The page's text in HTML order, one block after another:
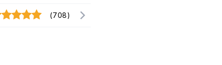
(708)